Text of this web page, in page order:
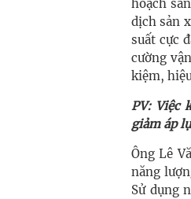
hoạch
dịch sản
suất cực
cường
kiệm,
PV: Việc
giảm áp
Ông Lê
năng
Sử dụng